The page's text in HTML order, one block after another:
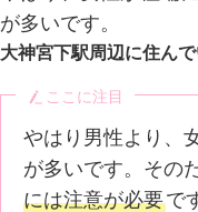
が多いです。
大神宮下駅周辺に住ん
ここに注目
やはり男性より、
が多いです。その
には注意が必要で